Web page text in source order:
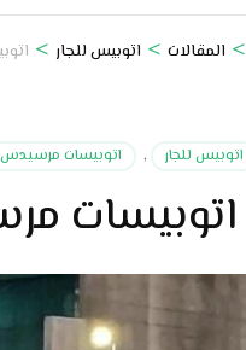
> المقالات > اتوبيس للجار >
اتوبيس للجار , اتوبيسات مرسيدس
اتوبيسات مرسيدس 50للايجار